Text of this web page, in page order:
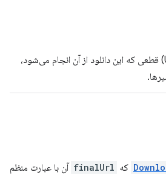
آدرس اینترنتی (URL) قطعی که این دانلود از آن انجام می‌شود،
که finalUrl آن با عبارت منظم